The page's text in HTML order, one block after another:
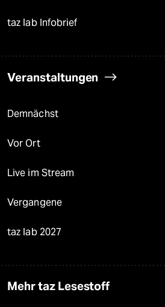
taz lab Infobrief
Veranstaltungen
Demnächst
Vor Ort
Live im Stream
Vergangene
taz lab 2027
Mehr taz Lesestoff